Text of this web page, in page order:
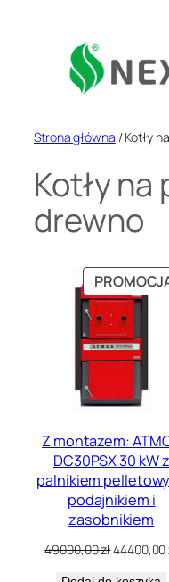
Strona główna / Kotły
Kotły na
drewno
Z montażem:
DC30PSX 30 kW z
palnikiem
podajnikiem i
zasobnikiem
49000,00złPierwotna
44400,00